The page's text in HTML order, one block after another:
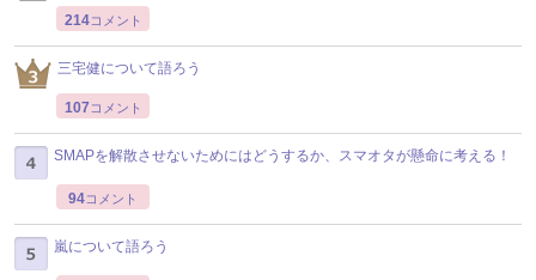
214コメント
三宅健について語ろう
107 コメント
SMAPを解散させないためにはどうするか、スマオタが懸命に考える！
94コメント
嵐について語ろう